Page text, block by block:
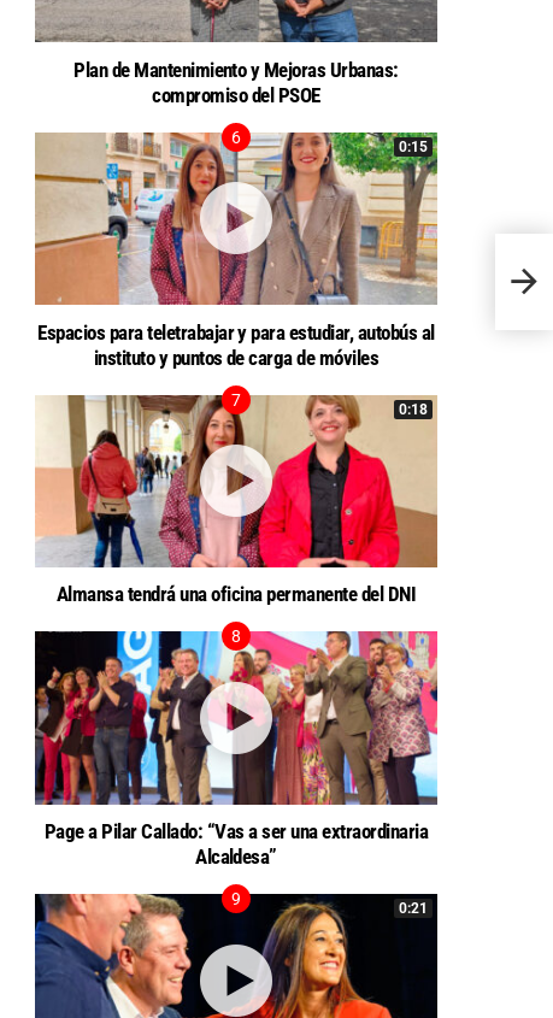
El
Plan de Mantenimiento y Mejoras Urbanas:
compromiso del PSOE
0:15
Espacios para teletrabajar y para estudiar, autobús al
instituto y puntos de carga de móviles
0:18
Almansa tendrá una oficina permanente del DNI
Page a Pilar Callado: “Vas a ser una extraordinaria
Alcaldesa”
0:21